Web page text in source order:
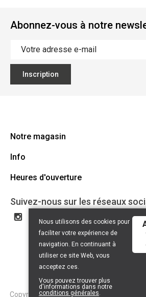
Abonnez-vous à notre
Inscription
Notre magasin
Ecoflora
1500 Halle
32(0)2.361.77.61
BE 0886.319.484
Info
Offres d'emploi
Partenaires
Certificat bio
Droit de rétractation
Heures d'ouverture
Lundi: Fermé
Mardi: 09:00 - 17:00
Mercredi: 09:00 - 17:00
Jeudi: 09:00 - 17:00
Vendredi: 09:00 - 17:00
Dimanche: Fermé
Suivez-nous sur les réseaux
Copyright © 2026 Tilroy. All Rights
Nous utilisons des cookies pour
faciliter votre expérience de
navigation. En continuant à
utiliser ce site Web, vous
acceptez ces.
Vous pouvez trouver plus
d'informations dans notre
conditions générales.